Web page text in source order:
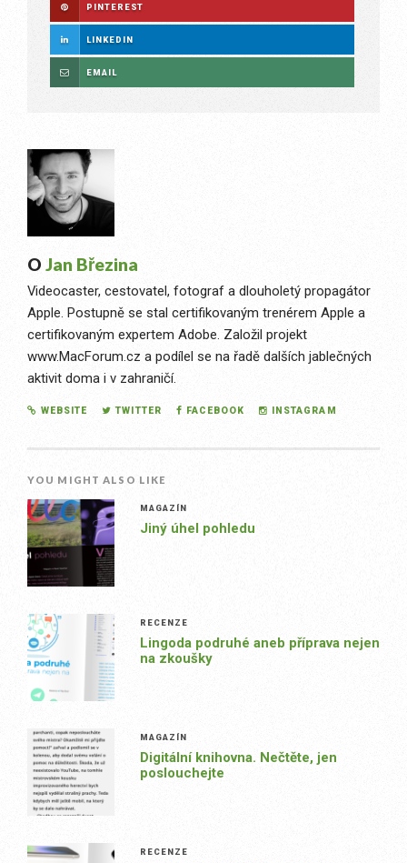
PINTEREST
LINKEDIN
EMAIL
O Jan Březina
Videocaster, cestovatel, fotograf a dlouholetý propagátor
Apple. Postupně se stal certifikovaným trenérem Apple a
certifikovaným expertem Adobe. Založil projekt
www.MacForum.cz a podílel se na řadě dalších jablečných
aktivit doma i v zahraničí.
WEBSITE TWITTER FACEBOOK INSTAGRAM
YOU MIGHT ALSO LIKE
MAGAZÍN
Jiný úhel pohledu
RECENZE
Lingoda podruhé aneb příprava nejen
na zkoušky
MAGAZÍN
Digitální knihovna. Nečtěte, jen
poslouchejte
RECENZE